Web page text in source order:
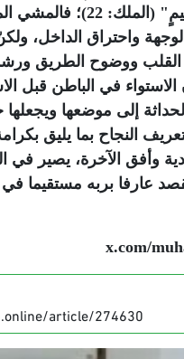
صِرَاطٍ مُسْتَقِيمٍ" (الملك:
الوجهة واحتراق الداخل،
ووضوح الطريق
الاستواء في الباطن قبل
إلى موضعها
النجاح بما يليق
وأفق الآخرة، يصير في
عارفا بربه مستقيما
x.com/
article/274630